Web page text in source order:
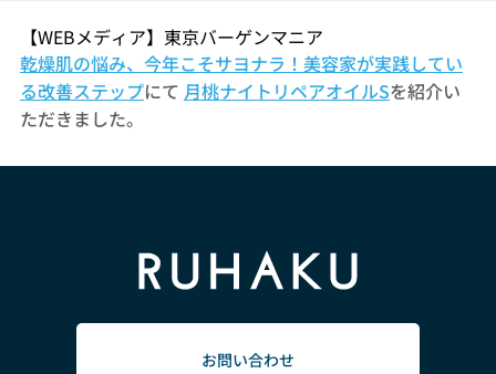
【WEBメディア】東京バーゲンマニア
乾燥肌の悩み、今年こそサヨナラ！美容家が実践してい
る改善ステップにて 月桃ナイトリペアオイルSを紹介い
ただきました。
お問い合わせ